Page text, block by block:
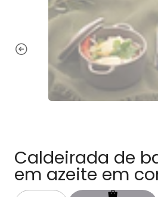
Caldeirada de
em azeite em